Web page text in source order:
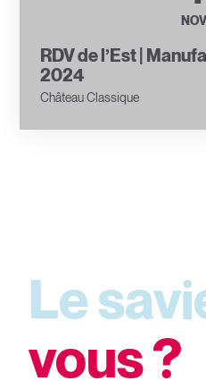
NOV
RDV de l’Est |
2024
Château Classique
Le
vous ?